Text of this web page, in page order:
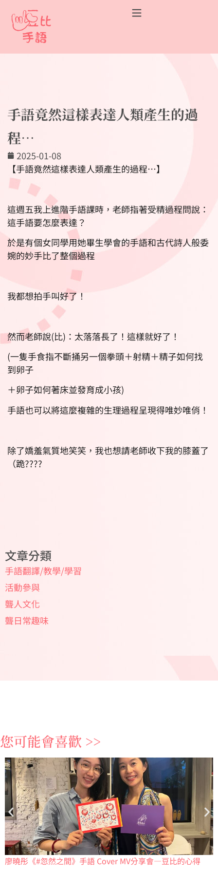
手語竟然這樣表達人類產生的過
程…
2025-01-08
【手語竟然這樣表達人類產生的過程…】
這週五我上進階手語課時，老師指著受精過程問說：
這手語要怎麼表達？
於是有個女同學用她畢生學會的手語和古代詩人般委
婉的妙手比了整個過程
我都想拍手叫好了！
然而老師說(比)：太落落長了！這樣就好了！
(一隻手食指不斷捅另一個拳頭＋射精＋精子如何找
到卵子
＋卵子如何著床並發育成小孩)
手語也可以將這麼複雜的生理過程呈現得唯妙唯俏！
除了嬌羞氣質地笑笑，我也想請老師收下我的膝蓋了
（跪????
文章分類
手語翻譯/教學/學習
活動參與
聾人文化
聾日常趣味
您可能會喜歡 >>
廖曉彤《#忽然之間》手語 Cover MV分享會—豆比的心得